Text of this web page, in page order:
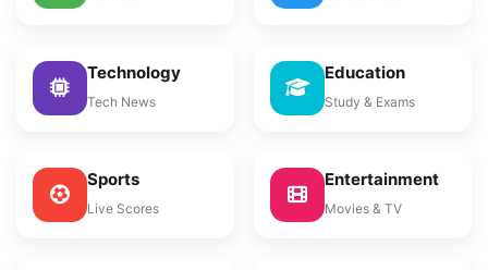
Technology
Tech News
Education
Study & Exams
Sports
Live Scores
Entertainment
Movies & TV